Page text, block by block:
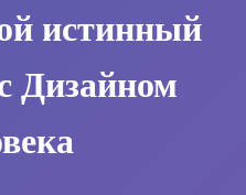
истинный
Дизайном